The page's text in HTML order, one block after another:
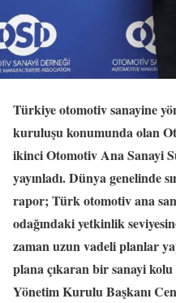
Türkiye otomotiv sanayine
kuruluşu konumunda olan
ikinci Otomotiv Ana Sanayi
yayınladı. Dünya genelinde
rapor; Türk otomotiv ana
odağındaki yetkinlik
zaman uzun vadeli planlar
plana çıkaran bir sanayi
Yönetim Kurulu Başkanı